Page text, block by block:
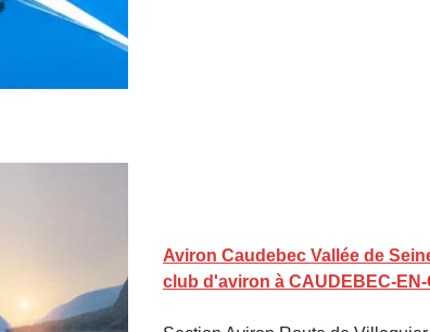
Aviron Caudebec Vallée de
club d'aviron à CAUDEBEC-EN-